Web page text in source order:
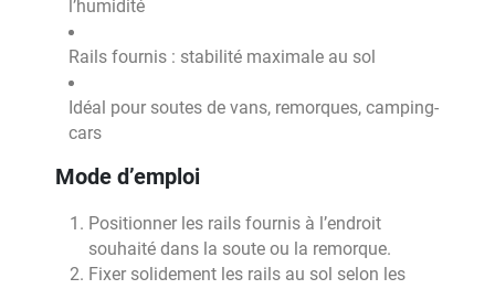
l’humidité
Rails fournis : stabilité maximale au sol
Idéal pour soutes de vans, remorques, camping-
cars
Mode d’emploi
Positionner les rails fournis à l’endroit
souhaité dans la soute ou la remorque.
Fixer solidement les rails au sol selon les